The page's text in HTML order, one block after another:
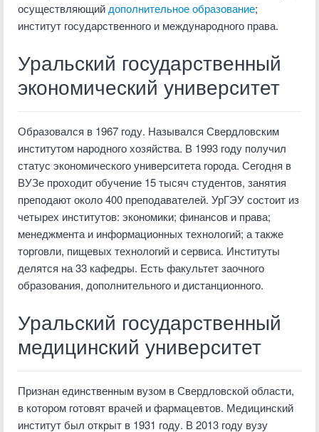
осуществляющий дополнительное образование;
институт государственного и международного права.
Уральский государственный
экономический университет
Образовался в 1967 году. Назывался Свердловским
институтом народного хозяйства. В 1993 году получил
статус экономического университета города. Сегодня в
ВУЗе проходит обучение 15 тысяч студентов, занятия
преподают около 400 преподавателей. УрГЭУ состоит из
четырех институтов: экономики; финансов и права;
менеджмента и информационных технологий; а также
торговли, пищевых технологий и сервиса. Институты
делятся на 33 кафедры. Есть факультет заочного
образования, дополнительного и дистанционного.
Уральский государственный
медицинский университет
Признан единственным вузом в Свердловской области,
в котором готовят врачей и фармацевтов. Медицинский
институт был открыт в 1931 году. В 2013 году вузу